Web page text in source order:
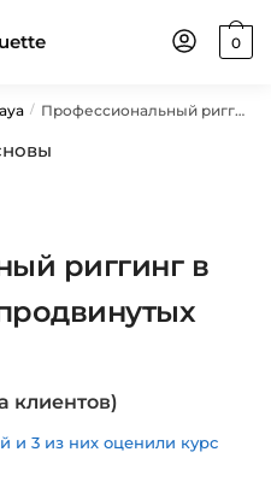
0
/ Профессиональный риггинг в Maya: Создание продвинутых персонажей
риггинг в
клиентов)
и 3 из них оценили курс